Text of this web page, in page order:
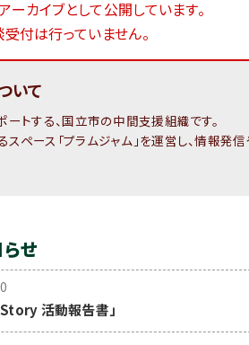
カイブとして公開しています。
付は行っていません。
いて
トする、国立市の中間支援組織です。
ペース「プラムジャム」を運営し、情報発
せ
Story 活動報告書」